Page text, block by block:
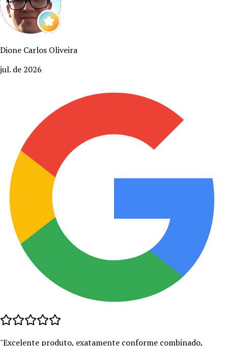
Dione Carlos Oliveira
jul. de 2026
"Excelente produto, exatamente conforme combinado,